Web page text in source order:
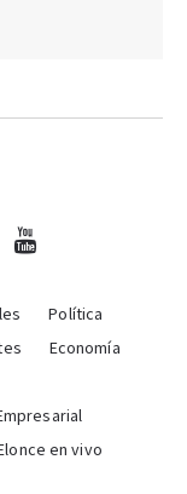
Política
Economía
en vivo